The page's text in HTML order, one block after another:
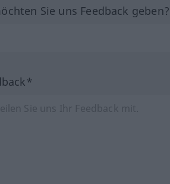
Sie uns Feedback